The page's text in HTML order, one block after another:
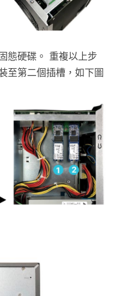
態硬碟。 重複以上步
至第二個插槽，如下圖